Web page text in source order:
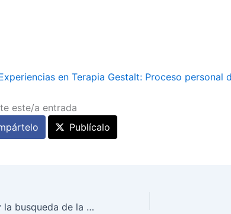
en Terapia Gestalt: Proceso personal
este/a entrada
Publícalo
Dan Gilbert y la busqueda de la felicidad